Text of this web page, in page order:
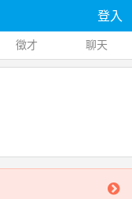
登入
徵才 聊天